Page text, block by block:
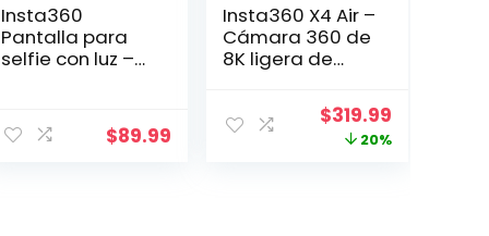
Insta360
Pantalla para
selfie con luz –
para selfie,
vlogging,
$89.99
Insta360 X4 Air –
Cámara 360 de
8K ligera de
palo de selfie
invisible, lentes
reemplazables,
Original
price
$319.99Current
price
20%